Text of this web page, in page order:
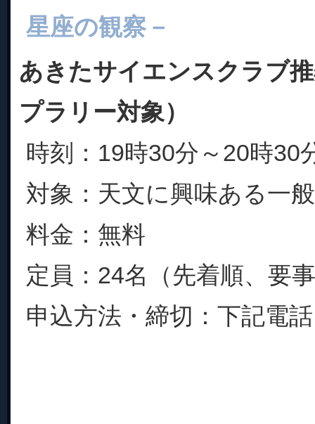
星座の観察－
あきたサイエンスクラブ
プラリー対象）
時刻：19時30分～20時30
対象：天文に興味ある一
料金：無料
定員：24名（先着順、要
申込方法・締切：下記電